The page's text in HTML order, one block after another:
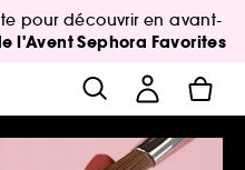
pour découvrir en avant-
l'Avent Sephora Favorites